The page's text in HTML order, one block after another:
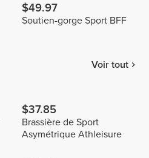
$49.97
Soutien-gorge Sport BFF
Voir tout
$37.85
Brassière de Sport
Asymétrique Athleisure